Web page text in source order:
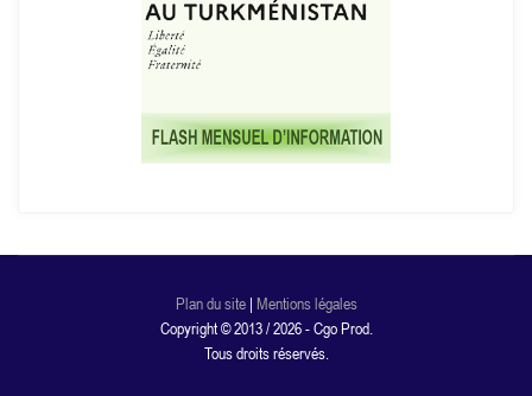
Plan du site| Mentions légales
Copyright © 2013 / 2026 - Cgo Prod.
Tous droits réservés.